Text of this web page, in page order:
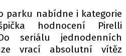
parku nabídne i kategorie
hodnocení Pirelli
seriálu jednodenních
vrací absolutní vítěz